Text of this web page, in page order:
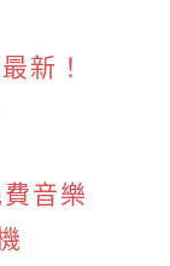
新！
音樂